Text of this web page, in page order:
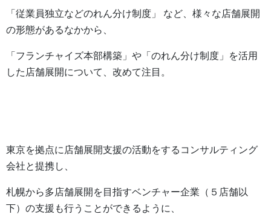
「従業員独立などのれん分け制度」 など、様々な店舗展開
の形態があるなかから、
「フランチャイズ本部構築」や「のれん分け制度」を活用
した店舗展開について、改めて注目。
東京を拠点に店舗展開支援の活動をするコンサルティング
会社と提携し、
札幌から多店舗展開を目指すベンチャー企業（５店舗以
下）の支援も行うことができるように、